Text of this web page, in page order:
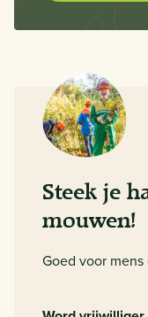
Steek je
mouwen!
Goed voor